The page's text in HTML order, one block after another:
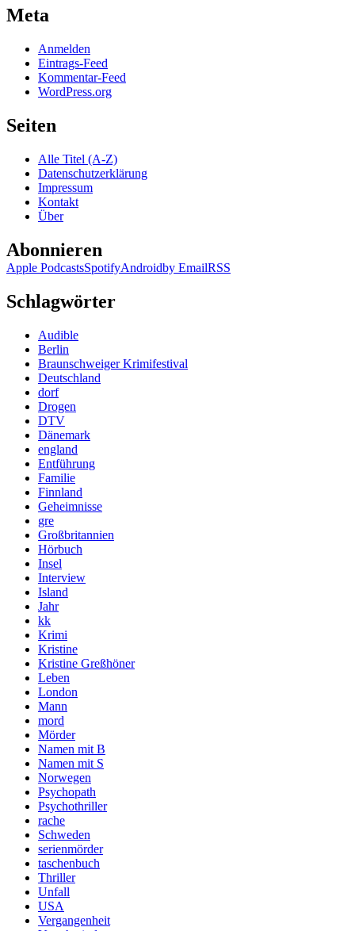
Meta
Anmelden
Eintrags-Feed
Kommentar-Feed
WordPress.org
Seiten
Alle Titel (A-Z)
Datenschutzerklärung
Impressum
Kontakt
Über
Abonnieren
Apple PodcastsSpotifyAndroidby EmailRSS
Schlagwörter
Audible
Berlin
Braunschweiger Krimifestival
Deutschland
dorf
Drogen
DTV
Dänemark
england
Entführung
Familie
Finnland
Geheimnisse
gre
Großbritannien
Hörbuch
Insel
Interview
Island
Jahr
kk
Krimi
Kristine
Kristine Greßhöner
Leben
London
Mann
mord
Mörder
Namen mit B
Namen mit S
Norwegen
Psychopath
Psychothriller
rache
Schweden
serienmörder
taschenbuch
Thriller
Unfall
USA
Vergangenheit